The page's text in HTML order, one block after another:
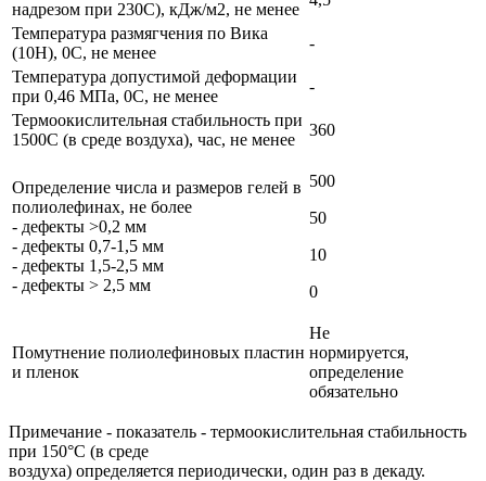
надрезом при 230С), кДж/м2, не менее
Температура размягчения по Вика
(10Н), 0С, не менее
-
Температура допустимой деформации
при 0,46 МПа, 0С, не менее
-
Термоокислительная стабильность при
1500С (в среде воздуха), час, не менее
360
Определение числа и размеров гелей в
полиолефинах, не более
- дефекты >0,2 мм
- дефекты 0,7-1,5 мм
- дефекты 1,5-2,5 мм
- дефекты > 2,5 мм
500
50
10
0
Помутнение полиолефиновых пластин
и пленок
Не
нормируется,
определение
обязательно
Примечание - показатель - термоокислительная стабильность
при 150°С (в среде
воздуха) определяется периодически, один раз в декаду.